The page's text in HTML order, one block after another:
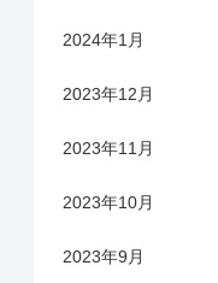
2024年1月
2023年12月
2023年11月
2023年10月
2023年9月